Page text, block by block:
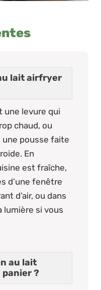
lait airfryer
une levure qui
chaud, ou
une pousse faite
En
est fraîche,
d’une fenêtre
d’air, ou dans
si vous
au lait
?